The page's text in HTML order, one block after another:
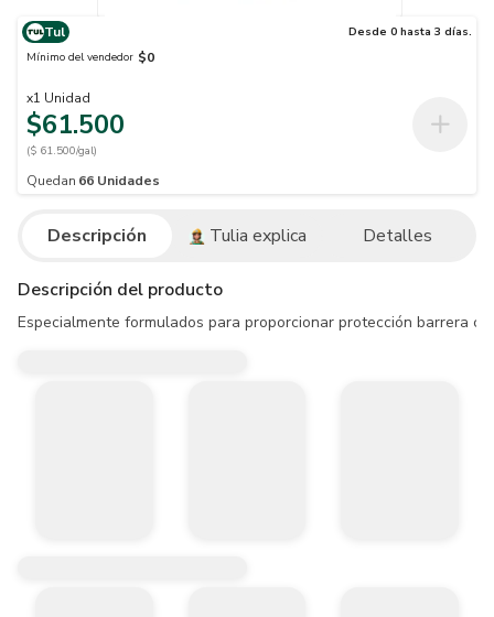
Tul
Desde 0 hasta 3 días.
Mínimo del vendedor $0
x1 Unidad
$61.500
($ 61.500/gal)
Quedan 66 Unidades
Descripción Tulia explica Detalles
Descripción del producto
Especialmente formulados para proporcionar protección barrera